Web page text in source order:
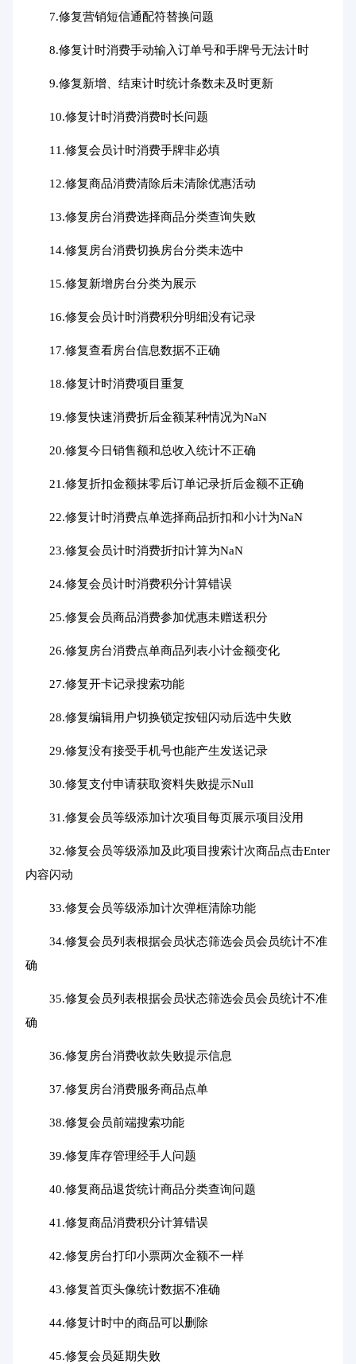
7.修复营销短信通配符替换问题
8.修复计时消费手动输入订单号和手牌号无法计时
9.修复新增、结束计时统计条数未及时更新
10.修复计时消费消费时长问题
11.修复会员计时消费手牌非必填
12.修复商品消费清除后未清除优惠活动
13.修复房台消费选择商品分类查询失败
14.修复房台消费切换房台分类未选中
15.修复新增房台分类为展示
16.修复会员计时消费积分明细没有记录
17.修复查看房台信息数据不正确
18.修复计时消费项目重复
19.修复快速消费折后金额某种情况为NaN
20.修复今日销售额和总收入统计不正确
21.修复折扣金额抹零后订单记录折后金额不正确
22.修复计时消费点单选择商品折扣和小计为NaN
23.修复会员计时消费折扣计算为NaN
24.修复会员计时消费积分计算错误
25.修复会员商品消费参加优惠未赠送积分
26.修复房台消费点单商品列表小计金额变化
27.修复开卡记录搜索功能
28.修复编辑用户切换锁定按钮闪动后选中失败
29.修复没有接受手机号也能产生发送记录
30.修复支付申请获取资料失败提示Null
31.修复会员等级添加计次项目每页展示项目没用
32.修复会员等级添加及此项目搜索计次商品点击Enter
内容闪动
33.修复会员等级添加计次弹框清除功能
34.修复会员列表根据会员状态筛选会员会员统计不准
确
35.修复会员列表根据会员状态筛选会员会员统计不准
确
36.修复房台消费收款失败提示信息
37.修复房台消费服务商品点单
38.修复会员前端搜索功能
39.修复库存管理经手人问题
40.修复商品退货统计商品分类查询问题
41.修复商品消费积分计算错误
42.修复房台打印小票两次金额不一样
43.修复首页头像统计数据不准确
44.修复计时中的商品可以删除
45.修复会员延期失败